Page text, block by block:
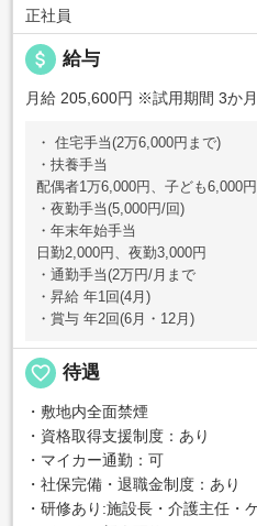
正社員
attach_money 給与
月給 205,600円 ※試用期間 3か
・ 住宅手当(2万6,000円まで)
・扶養手当
配偶者1万6,000円、子ども6,000円
・夜勤手当(5,000円/回)
・年末年始手当
日勤2,000円、夜勤3,000円
・通勤手当(2万円/月まで
・昇給 年1回(4月)
・賞与 年2回(6月・12月)
favorite_border 待遇
・敷地内全面禁煙
・資格取得支援制度：あり
・マイカー通勤：可
・社保完備・退職金制度：あり
・研修あり:施設長・介護主任・